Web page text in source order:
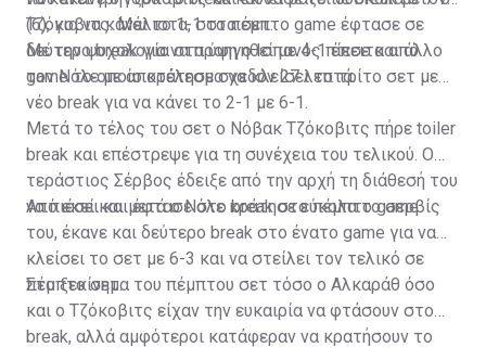
(6), για να κάνει το 1-1 στα σετ.
Τζόκοβιτς. Μάλιστα, στο πέμπτο game έφτασε σε
δεύτερο break για να προηγηθεί με 4-1 έπειτα από
game το οποίο κράτησε σχεδόν 27 λεπτά.
Με την ψυχολογία στα ύψη ο Ισπανός πίεσε και άλλο
τον Νόλε με αποτέλεσμα να κλείσει το τρίτο σετ με
νέο break για να κάνει το 2-1 με 6-1.
Μετά το τέλος του σετ ο Νόβακ Τζόκοβιτς πήρε toiler
break και επέστρεψε για τη συνέχεια του τελικού. Ο
τεράστιος Σέρβος έδειξε από την αρχή τη διάθεσή του
να πιέσει και έφτασε στο break στο πέμπτο game.
Από εκεί και μετά ο Νόλε κράτησε εύκολα το σερβίς
του, έκανε και δεύτερο break στο ένατο game για να
κλείσει το σετ με 6-3 και να στείλει τον τελικό σε
πέμπτο σετ.
Στο ξεκίνημα του πέμπτου σετ τόσο ο Αλκαράθ όσο
και ο Τζόκοβιτς είχαν την ευκαιρία να φτάσουν στο
break, αλλά αμφότεροι κατάφεραν να κρατήσουν το